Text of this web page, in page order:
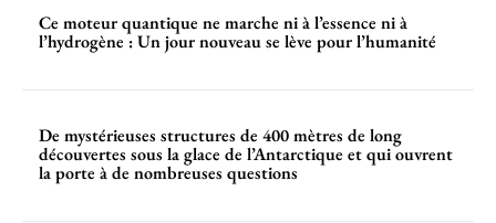
Ce moteur quantique ne marche ni à l’essence ni à
l’hydrogène : Un jour nouveau se lève pour l’humanité
De mystérieuses structures de 400 mètres de long
découvertes sous la glace de l’Antarctique et qui ouvrent
la porte à de nombreuses questions